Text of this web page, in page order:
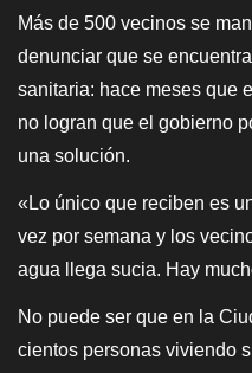
Más de 500 vecinos se
denunciar que se
sanitaria: hace meses que
no logran que el gobierno
una solución.
«Lo único que reciben es
vez por semana y los
agua llega sucia. Hay
No puede ser que en la
cientos personas viviendo